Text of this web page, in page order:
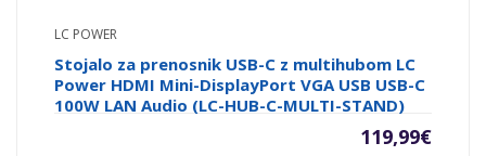
LC POWER
Stojalo za prenosnik USB-C z multihubom LC
Power HDMI Mini-DisplayPort VGA USB USB-C
100W LAN Audio (LC-HUB-C-MULTI-STAND)
119,99€